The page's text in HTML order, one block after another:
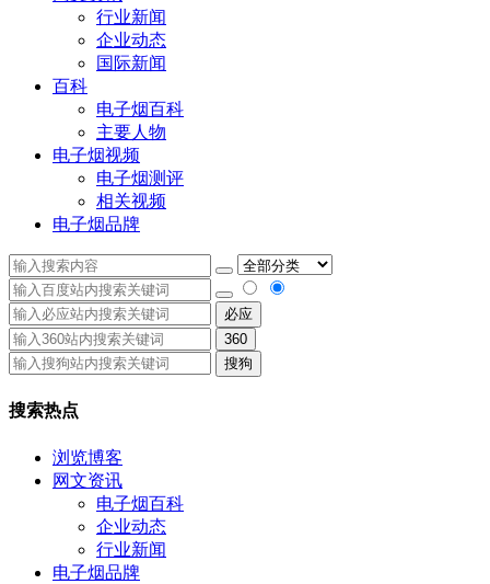
行业新闻
企业动态
国际新闻
百科
电子烟百科
主要人物
电子烟视频
电子烟测评
相关视频
电子烟品牌
必应
360
搜狗
搜索热点
浏览博客
网文资讯
电子烟百科
企业动态
行业新闻
电子烟品牌